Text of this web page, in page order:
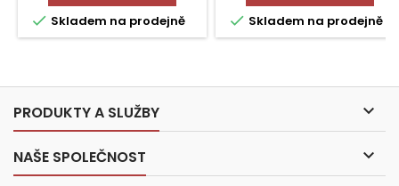
 Skladem na prodejně  Skladem na prodejně
PRODUKTY A SLUŽBY 
NAŠE SPOLEČNOST 